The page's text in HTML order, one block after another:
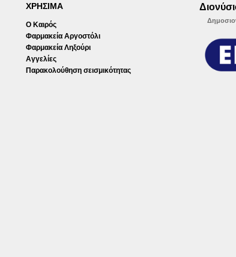
ΧΡΗΣΙΜΑ
Ο Καιρός
Φαρμακεία Αργοστόλι
Φαρμακεία Ληξούρι
Αγγελίες
Παρακολούθηση σεισμικότητας